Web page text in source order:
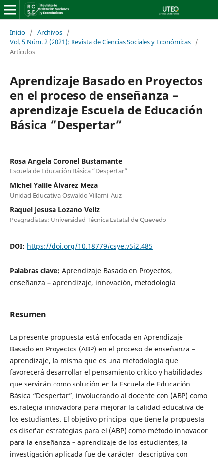
Inicio / Archivos /
Vol. 5 Núm. 2 (2021): Revista de Ciencias Sociales y Económicas /
Artículos
Aprendizaje Basado en Proyectos
en el proceso de enseñanza –
aprendizaje Escuela de Educación
Básica “Despertar”
Rosa Angela Coronel Bustamante
Escuela de Educación Básica “Despertar”
Michel Yalile Álvarez Meza
Unidad Educativa Oswaldo Villamil Auz
Raquel Jesusa Lozano Veliz
Posgradistas: Universidad Técnica Estatal de Quevedo
DOI: https://doi.org/10.18779/csye.v5i2.485
Palabras clave: Aprendizaje Basado en Proyectos,
enseñanza – aprendizaje, innovación, metodología
Resumen
La presente propuesta está enfocada en Aprendizaje
Basado en Proyectos (ABP) en el proceso de enseñanza –
aprendizaje, la misma que es una metodología que
favorecerá desarrollar el pensamiento crítico y habilidades
que servirán como solución en la Escuela de Educación
Básica “Despertar”, involucrando al docente con (ABP) como
estrategia innovadora para mejorar la calidad educativa de
los estudiantes. El objetivo principal que tiene la propuesta
es diseñar estrategias para el (ABP) como método innovador
para la enseñanza – aprendizaje de los estudiantes, la
investigación aplicada fue de carácter descriptiva con